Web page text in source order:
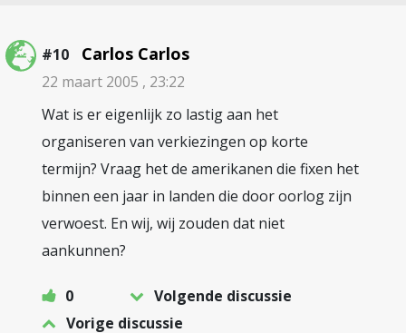
#10 Carlos Carlos
22 maart 2005 , 23:22
Wat is er eigenlijk zo lastig aan het
organiseren van verkiezingen op korte
termijn? Vraag het de amerikanen die fixen het
binnen een jaar in landen die door oorlog zijn
verwoest. En wij, wij zouden dat niet
aankunnen?
0
Volgende discussie
Vorige discussie